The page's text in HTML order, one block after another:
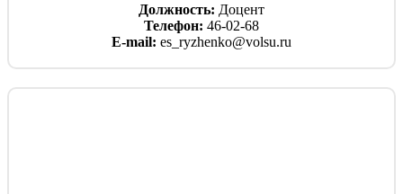
Должность: Доцент
Телефон: 46-02-68
E-mail: es_ryzhenko@volsu.ru